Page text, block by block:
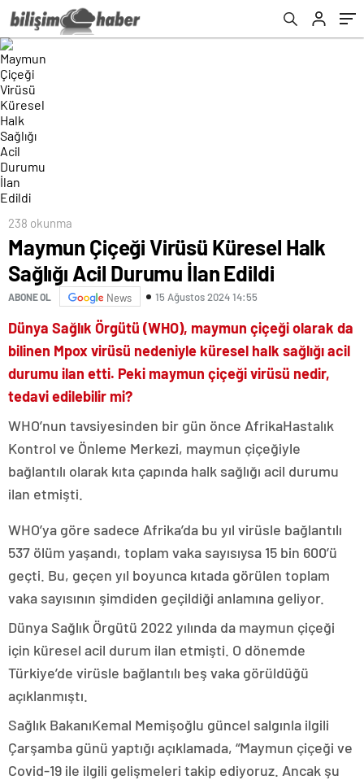
238 okunma
Maymun Çiçeği Virüsü Küresel Halk
Sağlığı Acil Durumu İlan Edildi
ABONE OL News 15 Ağustos 2024 14:55
Dünya Sağlık Örgütü (WHO), maymun çiçeği olarak da
bilinen Mpox virüsü nedeniyle küresel halk sağlığı acil
durumu ilan etti. Peki maymun çiçeği virüsü nedir,
tedavi edilebilir mi?
WHO’nun tavsiyesinden bir gün önce AfrikaHastalık
Kontrol ve Önleme Merkezi, maymun çiçeğiyle
bağlantılı olarak kıta çapında halk sağlığı acil durumu
ilan etmişti.
WHO’ya göre sadece Afrika’da bu yıl virüsle bağlantılı
537 ölüm yaşandı, toplam vaka sayısıysa 15 bin 600’ü
geçti. Bu, geçen yıl boyunca kıtada görülen toplam
vaka sayısının şimdiden geçildiği anlamına geliyor.
Dünya Sağlık Örgütü 2022 yılında da maymun çiçeği
için küresel acil durum ilan etmişti. O dönemde
Türkiye’de virüsle bağlantılı beş vaka görüldüğü
açıklanmıştı.
Sağlık BakanıKemal Memişoğlu güncel salgınla ilgili
Çarşamba günü yaptığı açıklamada, “Maymun çiçeği ve
Covid-19 ile ilgili gelişmeleri takip ediyoruz. Ancak şu